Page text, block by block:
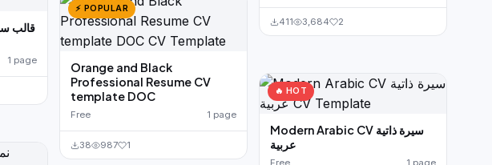
1 page
⚡ POPULAR
Orange and Black
Professional Resume CV
template DOC
Free 1 page
38 987 1
411 3,684 2
🔥 HOT
Modern Arabic CV سيرة ذاتية
عربية
Free 1 page